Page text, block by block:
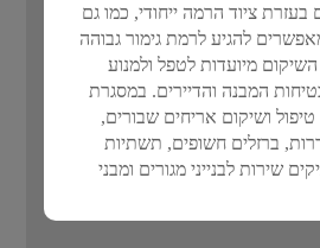
בעזרת ציוד הרמה ייחודי, כמו גם
להגיע לרמת גימור גבוהה
מיועדות לטפל ולמנוע
המבנה והדיירים. במסגרת
ושיקום אריחים שבורים,
ברזלים חשופים, תשתיות
שירות לבנייני מגורים ומבני